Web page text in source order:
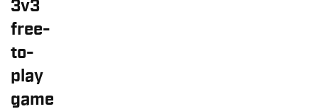
3v3
free-
to-
play
game